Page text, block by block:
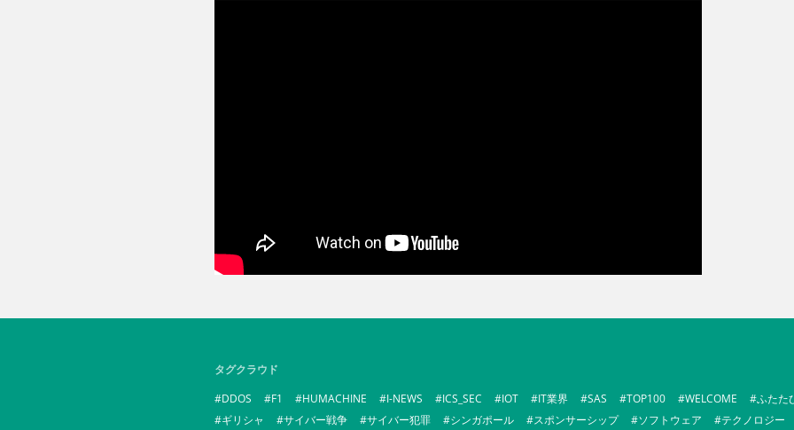
タグクラウド
DDOS
F1 HUMACHINE I-NEWS ICS_SEC IOT IT業界 SAS TOP100 WELCOME
ふたた
ギリシャ
サイバー戦争 サイバー犯罪 シンガポール スポンサーシップ ソフトウェア
テクノロジー